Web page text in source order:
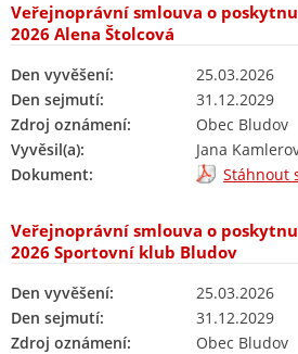
Veřejnoprávní smlouva o
2026 Alena Štolcová
Den vyvěšení:
25.03.2026
Den sejmutí:
31.12.2029
Zdroj oznámení:
Obec Bludov
Vyvěsil(a):
Jana
Dokument:
Stáhnout
Veřejnoprávní smlouva o
2026 Sportovní klub Bludov
Den vyvěšení:
25.03.2026
Den sejmutí:
31.12.2029
Zdroj oznámení:
Obec Bludov